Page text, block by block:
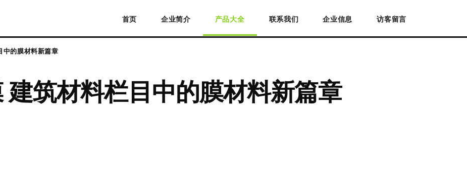
首页 企业简介 产品大全 联系我们 企业信息 访客留言
中的膜材料新篇章
筑材料栏目中的膜材料新篇章